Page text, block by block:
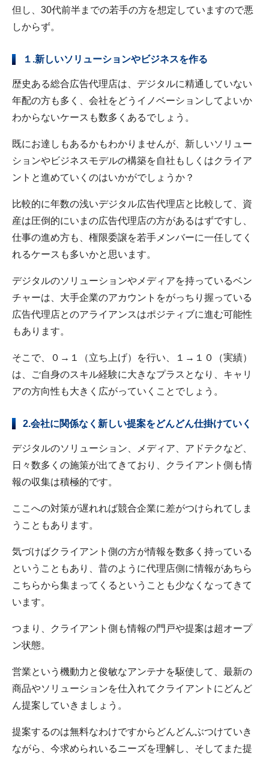
但し、30代前半までの若手の方を想定していますので悪
しからず。
１.新しいソリューションやビジネスを作る
歴史ある総合広告代理店は、デジタルに精通していない
年配の方も多く、会社をどうイノベーションしてよいか
わからないケースも数多くあるでしょう。
既にお達しもあるかもわかりませんが、新しいソリュー
ションやビジネスモデルの構築を自社もしくはクライア
ントと進めていくのはいかがでしょうか？
比較的に年数の浅いデジタル広告代理店と比較して、資
産は圧倒的にいまの広告代理店の方があるはずですし、
仕事の進め方も、権限委譲を若手メンバーに一任してく
れるケースも多いかと思います。
デジタルのソリューションやメディアを持っているベン
チャーは、大手企業のアカウントをがっちり握っている
広告代理店とのアライアンスはポジティブに進む可能性
もあります。
そこで、０→１（立ち上げ）を行い、１→１０（実績）
は、ご自身のスキル経験に大きなプラスとなり、キャリ
アの方向性も大きく広がっていくことでしょう。
2.会社に関係なく新しい提案をどんどん仕掛けていく
デジタルのソリューション、メディア、アドテクなど、
日々数多くの施策が出てきており、クライアント側も情
報の収集は積極的です。
ここへの対策が遅れれば競合企業に差がつけられてしま
うこともあります。
気づけばクライアント側の方が情報を数多く持っている
ということもあり、昔のように代理店側に情報があちら
こちらから集まってくるということも少なくなってきて
います。
つまり、クライアント側も情報の門戸や提案は超オープ
ン状態。
営業という機動力と俊敏なアンテナを駆使して、最新の
商品やソリューションを仕入れてクライアントにどんど
ん提案していきましょう。
提案するのは無料なわけですからどんどんぶつけていき
ながら、今求められいるニーズを理解し、そしてまた提